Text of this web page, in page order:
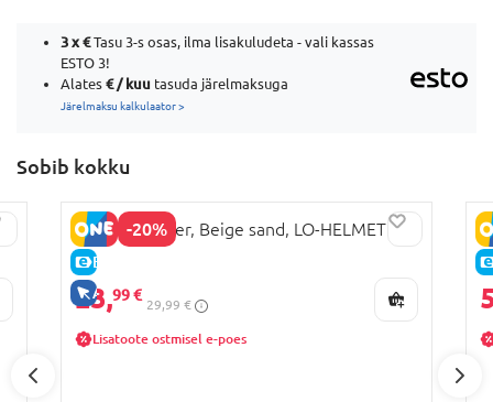
3 x€Tasu 3-s osas, ilma lisakuludeta - vali kassas
ESTO 3!
Alates € / kuu tasuda järelmaksuga
Järelmaksu kalkulaator >
Sobib kokku
-20%
E-HIND
AINULT VEEBIS
LIONELO kiiver, Beige sand, LO-HELMET
23,99 €
29,99 €
Lisatoote ostmisel e-poes